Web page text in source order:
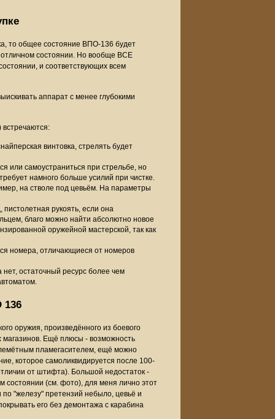
то общее состояние ВПО-136 будет
состоянии. Но вообще ВСЕ
и соответствующих всем
аппарат с менее глубокими
винтовка, стрелять будет
или самоустраниться при стрельбе, но
намного больше усилий при чистке.
на стволе под цевьём. На параметры
рукоять, если она
благо можно найти абсолютно новое
оружейной мастерской, так как
номера, отличающиеся от номеров
остаточный ресурс более чем
оружия, произведённого из боевого
магазинов. Ещё плюсы - возможность
пламегасителем, ещё можно
которое самоликвидируется после 100-
от штифта). Большой недостаток -
состоянии (см. фото), для меня лично этот
"железу" претензий небыло, цевьё и
его без демонтажа с карабина